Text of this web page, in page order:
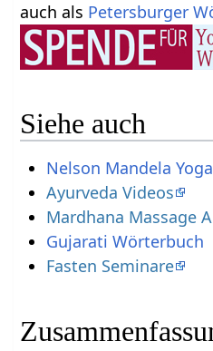
auch als Petersburger
Siehe auch
Nelson Mandela Yoga
Ayurveda Videos
Mardhana Massage
Gujarati Wörterbuch
Fasten Seminare